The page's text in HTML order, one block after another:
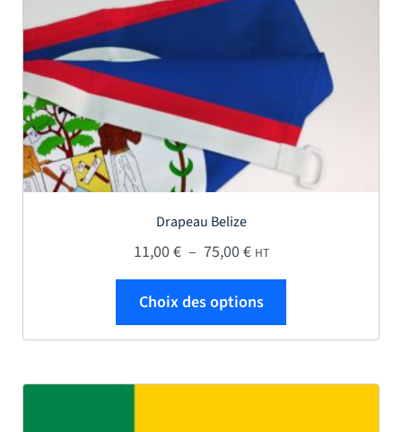
Drapeau Belize
11,00€ – 75,00€Plage de prix : 11,00 €
HT
Choix des options